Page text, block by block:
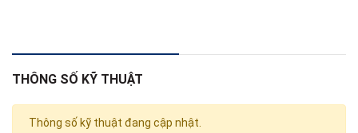
Zalo : 0933823693 (KD)
THÔNG SỐ KỸ THUẬT
Thông số kỹ thuật đang cập nhật.